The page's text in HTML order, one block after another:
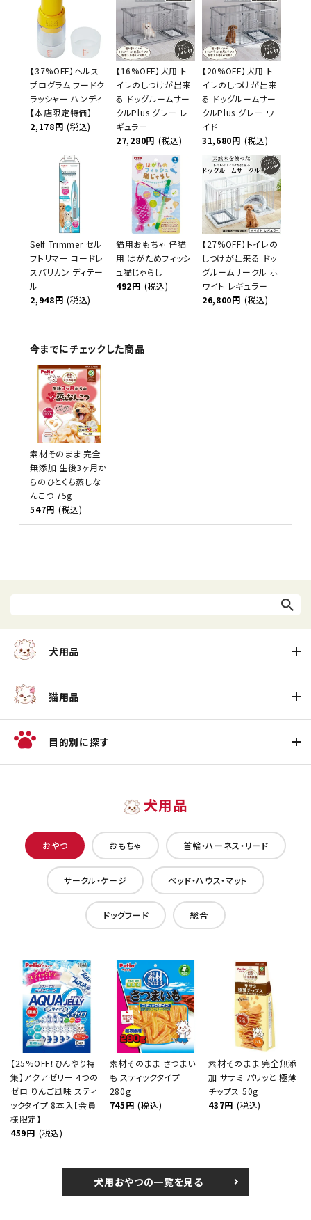
【37%OFF】ヘルス
プログラム フードク
ラッシャー ハンディ
【本店限定特価】
2,178円 (税込)
【16%OFF】犬用 ト
イレのしつけが出来
る ドッグルームサー
クルPlus グレー レ
ギュラー
27,280円 (税込)
【20%OFF】犬用 ト
イレのしつけが出来
る ドッグルームサー
クルPlus グレー ワ
イド
31,680円 (税込)
Self Trimmer セル
フトリマー コードレ
スバリカン ディテー
ル
2,948円 (税込)
猫用おもちゃ 仔猫
用 はがためフィッシ
ュ猫じゃらし
492円 (税込)
【27%OFF】トイレの
しつけが出来る ドッ
グルームサークル ホ
ワイト レギュラー
26,800円 (税込)
今までにチェックした商品
素材そのまま 完全
無添加 生後3ヶ月か
らのひとくち蒸しな
んこつ 75g
547円 (税込)
犬用品
猫用品
目的別に探す
犬用品
おやつ おもちゃ 首輪・ハーネス・リード
サークル・ケージ ベッド・ハウス・マット
ドッグフード 総合
【25%OFF！ひんやり特
集】アクアゼリー 4つの
ゼロ りんご風味 スティ
ックタイプ 8本入【会員
様限定】
459円 (税込)
素材そのまま さつまい
も スティックタイプ
280g
745円 (税込)
素材そのまま 完全無添
加 ササミ パリッと 極薄
チップス 50g
437円 (税込)
犬用おやつの一覧を見る